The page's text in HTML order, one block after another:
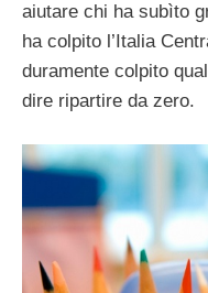
aiutare chi ha subìto
ha colpito l’Italia
duramente colpito
dire ripartire da zero.